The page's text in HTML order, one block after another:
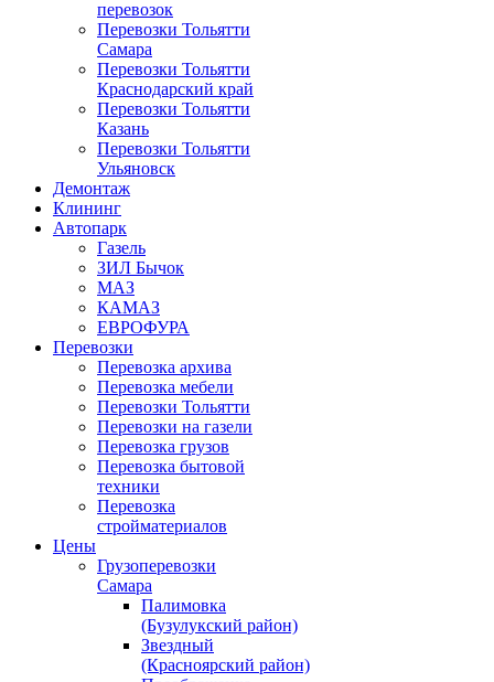
перевозок
Перевозки Тольятти
Самара
Перевозки Тольятти
Краснодарский край
Перевозки Тольятти
Казань
Перевозки Тольятти
Ульяновск
Демонтаж
Клининг
Автопарк
Газель
ЗИЛ Бычок
МАЗ
КАМАЗ
ЕВРОФУРА
Перевозки
Перевозка архива
Перевозка мебели
Перевозки Тольятти
Перевозки на газели
Перевозка грузов
Перевозка бытовой
техники
Перевозка
стройматериалов
Цены
Грузоперевозки
Самара
Палимовка
(Бузулукский район)
Звездный
(Красноярский район)